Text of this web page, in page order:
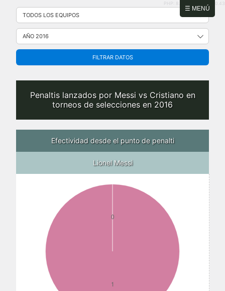
☰ MENÚ
Saltar
contenido
PHP: 8.2.31 | MySQL: 8.0.43
FILTRAR DATOS
Penaltis lanzados por Messi vs Cristiano en
torneos de selecciones en 2016
Efectividad desde el punto de penalti
Lionel Messi